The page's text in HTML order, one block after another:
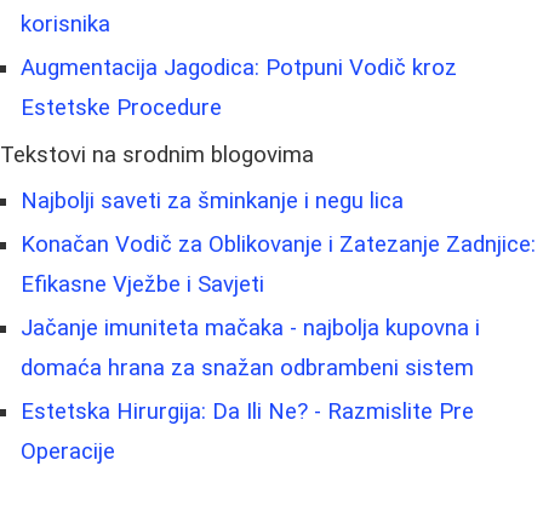
korisnika
Augmentacija Jagodica: Potpuni Vodič kroz
Estetske Procedure
Tekstovi na srodnim blogovima
Najbolji saveti za šminkanje i negu lica
Konačan Vodič za Oblikovanje i Zatezanje Zadnjice:
Efikasne Vježbe i Savjeti
Jačanje imuniteta mačaka - najbolja kupovna i
domaća hrana za snažan odbrambeni sistem
Estetska Hirurgija: Da Ili Ne? - Razmislite Pre
Operacije